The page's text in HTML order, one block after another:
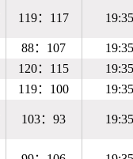
119：117
88：107
120：115
119：100
103：93